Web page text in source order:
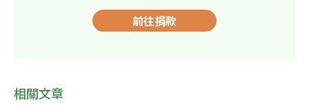
前往捐款
相關文章